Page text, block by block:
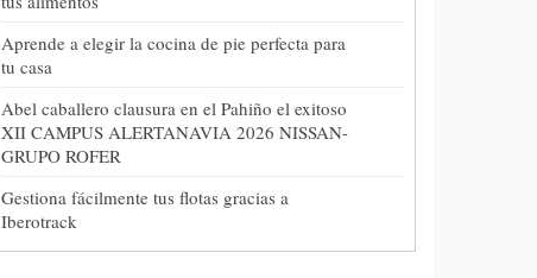
Aprende a elegir la cocina de pie perfecta para
tu casa
Abel caballero clausura en el Pahiño el exitoso
XII CAMPUS ALERTANAVIA 2026 NISSAN-
GRUPO ROFER
Gestiona fácilmente tus flotas gracias a
Iberotrack